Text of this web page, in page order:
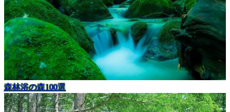
森林浴の森100選